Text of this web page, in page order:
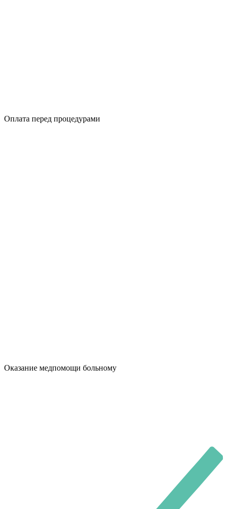
Оплата перед процедурами
Оказание медпомощи больному